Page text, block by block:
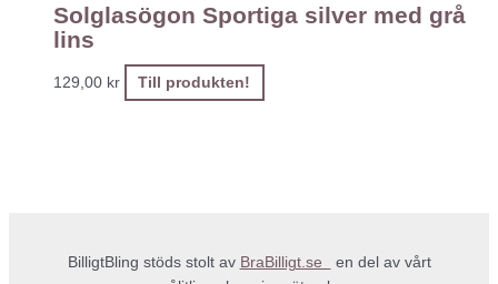
Solglasögon Sportiga silver med grå
lins
129,00 kr Till produkten!
BilligtBling stöds stolt av BraBilligt.se
en del av vårt